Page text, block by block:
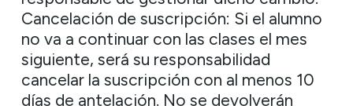
Cancelación de suscripción: Si el alumno
no va a continuar con las clases el mes
siguiente, será su responsabilidad
cancelar la suscripción con al menos 10
días de antelación. No se devolverán